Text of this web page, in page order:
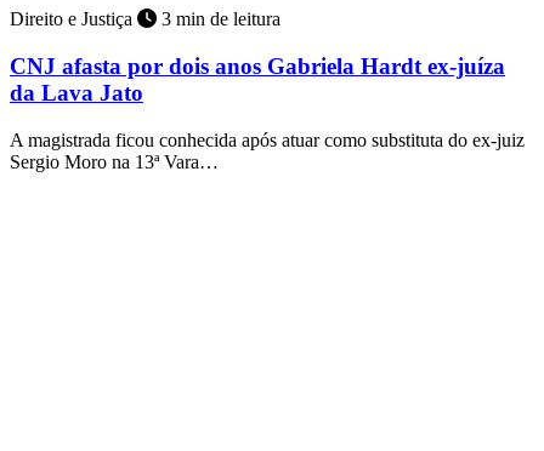
Direito e Justiça 3 min de leitura
CNJ afasta por dois anos Gabriela Hardt ex-juíza
da Lava Jato
A magistrada ficou conhecida após atuar como substituta do ex-juiz
Sergio Moro na 13ª Vara…